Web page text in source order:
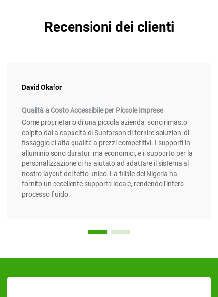
Recensioni dei clienti
David Okafor
Qualità a Costo Accessibile per Piccole Imprese
Come proprietario di una piccola azienda, sono rimasto
colpito dalla capacità di Sunforson di fornire soluzioni di
fissaggio di alta qualità a prezzi competitivi. I supporti in
alluminio sono duraturi ma economici, e il supporto per la
personalizzazione ci ha aiutato ad adattare il sistema al
nostro layout del tetto unico. La filiale del Nigeria ha
fornito un eccellente supporto locale, rendendo l'intero
processo fluido.